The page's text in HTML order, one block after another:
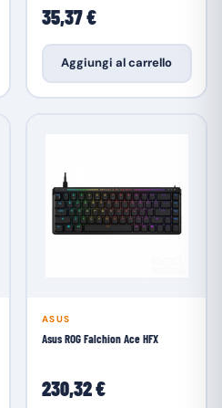
35,37 €
Aggiungi al carrello
ASUS
Asus ROG Falchion Ace HFX
230,32 €